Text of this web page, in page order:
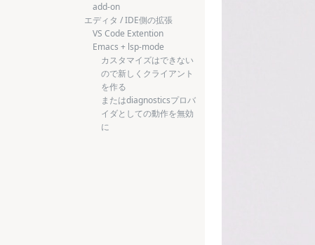
add-on
エディタ / IDE側の拡張
VS Code Extention
Emacs + lsp-mode
カスタマイズはできない
ので新しくクライアント
を作る
またはdiagnosticsプロバ
イダとしての動作を無効
に